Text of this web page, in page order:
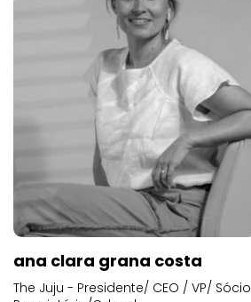
ana clara grana costa
The Juju - Presidente/ CEO / VP/ Sócio